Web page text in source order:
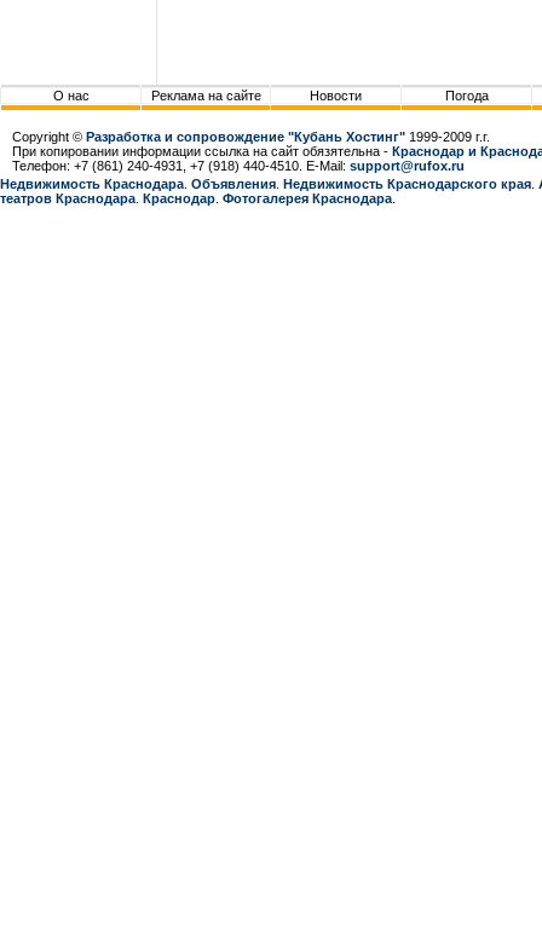
О нас Реклама на сайте Новости Погода
Copyright © Разработка и сопровождение "Кубань Хостинг" 1999-2009 г.г.
При копировании информации ссылка на сайт обязятельна - Краснодар и
Телефон: +7 (861) 240-4931, +7 (918) 440-4510. E-Mail: support@rufox.ru
Недвижимость Краснодара Объявления Недвижимость Краснодарcкого края
театров Краснодара Краснодар Фотогалерея Краснодара